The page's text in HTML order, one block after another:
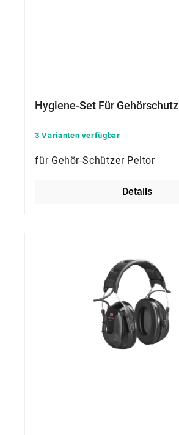
Hygiene-Set Für Gehörschutz
3 Varianten verfügbar
für Gehör-Schützer Peltor
Details